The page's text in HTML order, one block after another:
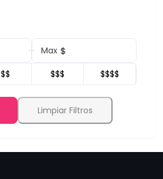
Max $
$$ $$$ $$$$
Limpiar Filtros